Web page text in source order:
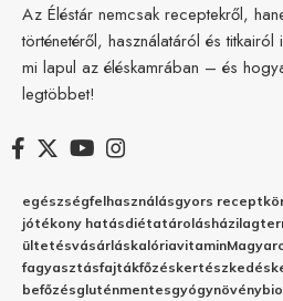
Az Éléstár nemcsak receptekről,
történetéről, használatáról és
mi lapul az éléskamrában – és
legtöbbet!
egészségfelhasználásgyors recept
jótékony hatásdiétatárolásházilag
ültetésvásárláskalóriavitamin
fagyasztásfajtákfőzéskertészkedés
befőzésgluténmentesgyógynövény